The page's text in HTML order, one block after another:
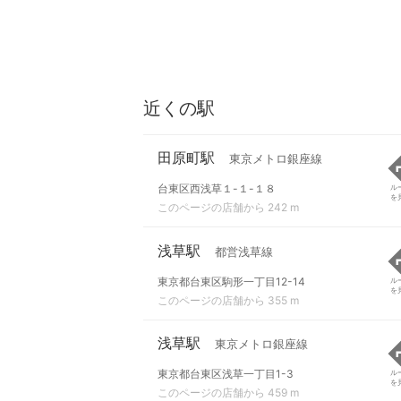
近くの駅
田原町駅 東京メトロ銀座線
台東区西浅草１-１-１８
このページの店舗から 242 m
ル
を
浅草駅 都営浅草線
東京都台東区駒形一丁目12-14
このページの店舗から 355 m
ル
を
浅草駅 東京メトロ銀座線
東京都台東区浅草一丁目1-3
このページの店舗から 459 m
ル
を